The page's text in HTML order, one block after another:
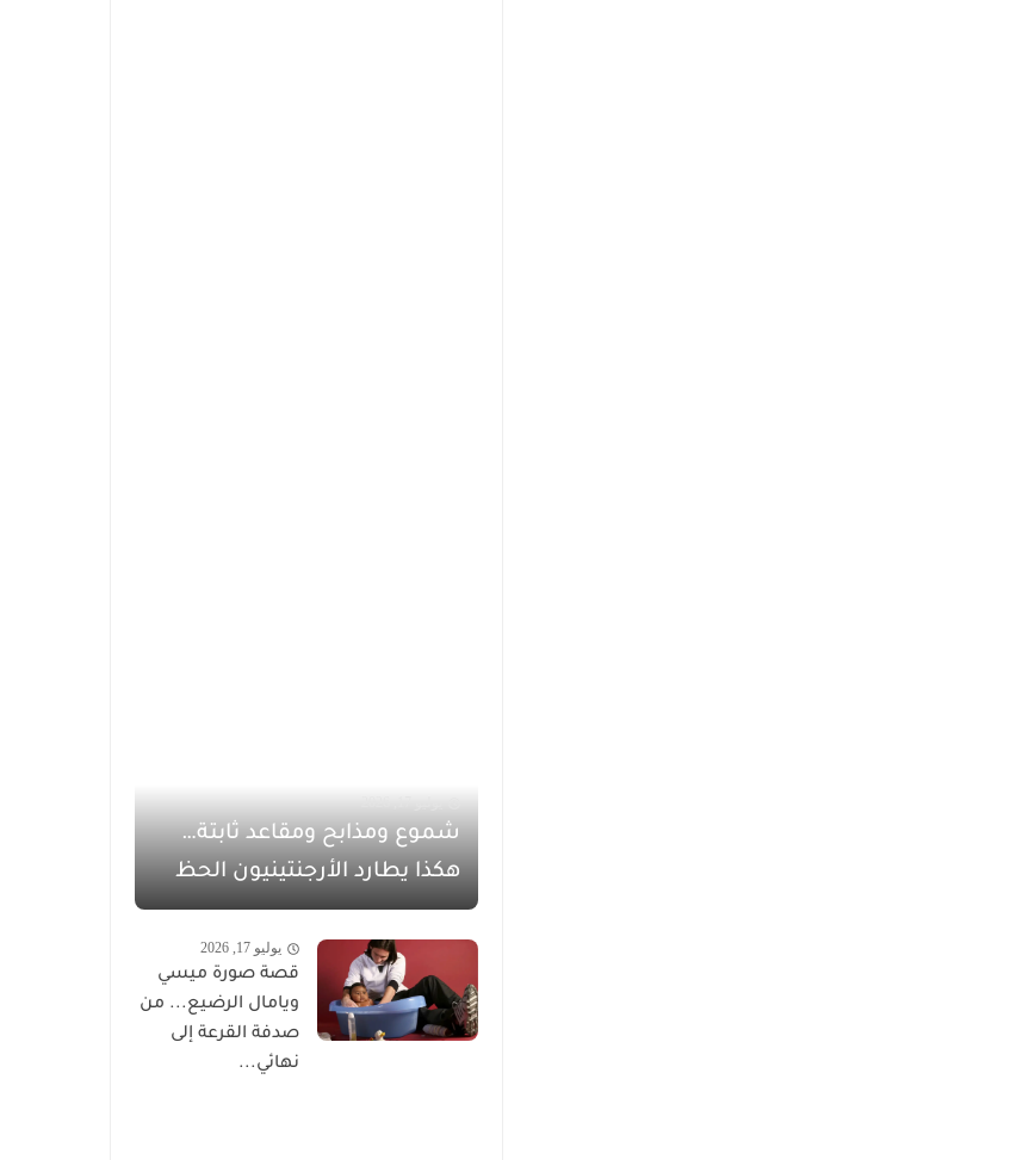
شموع ومذابح ومقاعد ثابتة…
هكذا يطارد الأرجنتينيون الحظ
يوليو 17, 2026
قصة صورة ميسي
ويامال الرضيع... من
صدفة القرعة إلى
نهائي...